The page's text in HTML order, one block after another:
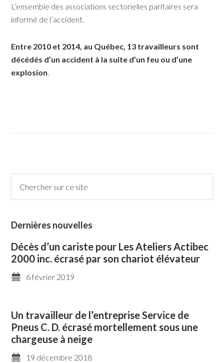
L’ensemble des associations sectorielles paritaires sera
informé de l’accident.
Entre 2010 et 2014, au Québec, 13 travailleurs sont
décédés d’un accident à la suite d’un feu ou d’une
explosion.
Dernières nouvelles
Décès d’un cariste pour Les Ateliers Actibec
2000 inc. écrasé par son chariot élévateur
6 février 2019
Un travailleur de l’entreprise Service de
Pneus C. D. écrasé mortellement sous une
chargeuse à neige
19 décembre 2018